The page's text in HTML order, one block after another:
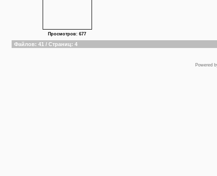
Просмотров: 677
Файлов: 41 / Страниц: 4
Powered